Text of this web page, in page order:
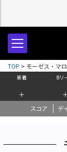
新着
＋
Bリ
スコア デ
TOP > モーゼス・マ